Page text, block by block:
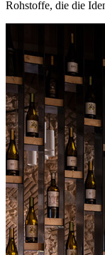
Rohstoffe, die die